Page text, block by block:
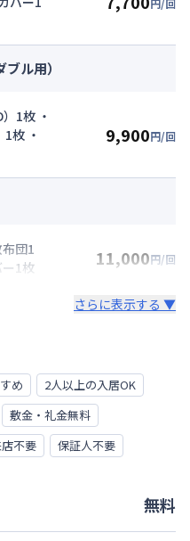
ル用）
1枚 ・
枚 ・
9,900円/回
団1
1枚
11,000円/回
さらに表示する ▼
め
2人以上の入居OK
敷金・礼金無料
不要 保証人不要
無料